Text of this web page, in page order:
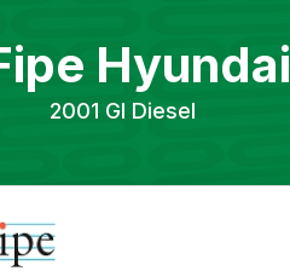
Hyundai
2001 Gl Diesel